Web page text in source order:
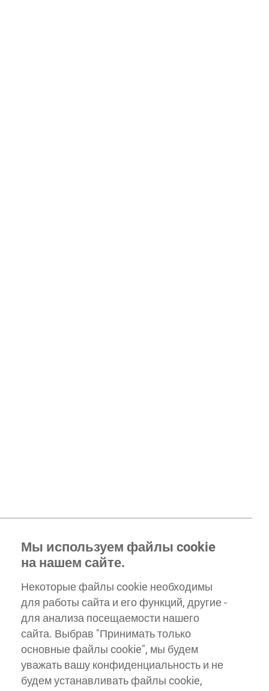
Мы используем файлы cookie
на нашем сайте.
Некоторые файлы cookie необходимы
для работы сайта и его функций, другие -
для анализа посещаемости нашего
сайта. Выбрав "Принимать только
основные файлы cookie", мы будем
уважать вашу конфиденциальность и не
будем устанавливать файлы cookie,